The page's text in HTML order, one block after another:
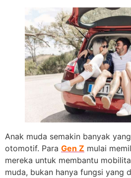
Anak muda semakin banyak
otomotif. Para Gen Z mulai
mereka untuk membantu
muda, bukan hanya fungsi yang